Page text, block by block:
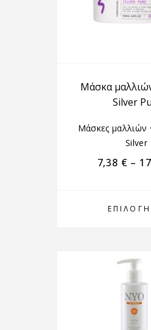
ΕΠΙΛΟΓΉ
Μάσκα
Silver
Μάσκες μαλλιών
Silver
7,38 € –